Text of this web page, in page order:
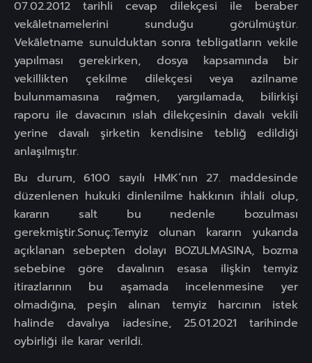
07.02.2012 tarihli cevap dilekçesi ile beraber
vekâletnamelerini sunduğu görülmüştür.
Vekâletname sunulduktan sonra tebligatların vekile
yapılması gerekirken, dosya kapsamında bir
vekillikten çekilme dilekçesi veya azilname
bulunmamasına rağmen, yargılamada, bilirkişi
raporu ile davacının ıslah dilekçesinin davalı vekili
yerine davalı şirketin kendisine tebliğ edildiği
anlaşılmıştır.
Bu durum, 6100 sayılı HMK’nın 27. maddesinde
düzenlenen hukuki dinlenilme hakkının ihlali olup,
kararın salt bu nedenle bozulması
gerekmiştir.Sonuç:Temyiz olunan kararın yukarıda
açıklanan sebepten dolayı BOZULMASINA, bozma
sebebine göre davalının esasa ilişkin temyiz
itirazlarının bu aşamada incelenmesine yer
olmadığına, peşin alınan temyiz harcının istek
halinde davalıya iadesine, 25.01.2021 tarihinde
oybirliği ile karar verildi.